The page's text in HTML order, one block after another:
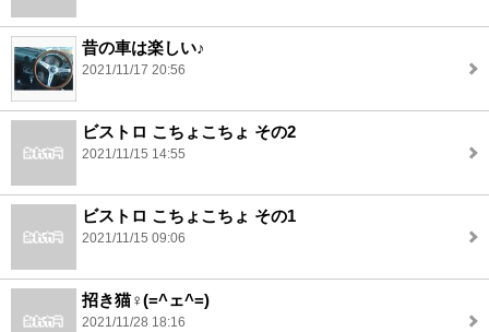
昔の車は楽しい♪
2021/11/17 20:56
ビストロ こちょこちょ その2
2021/11/15 14:55
ビストロ こちょこちょ その1
2021/11/15 09:06
招き猫♀(=^ェ^=)
2021/11/28 18:16